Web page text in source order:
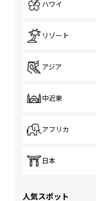
ハワイ
リゾート
アジア
中近東
アフリカ
日本
人気スポット